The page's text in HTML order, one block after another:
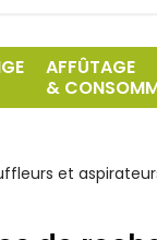
AFFÛTAGE
&
et